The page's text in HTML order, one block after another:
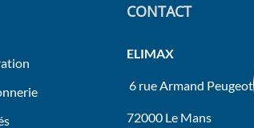
CONTACT
ELIMAX
6 rue Armand Peugeot
72000 Le Mans